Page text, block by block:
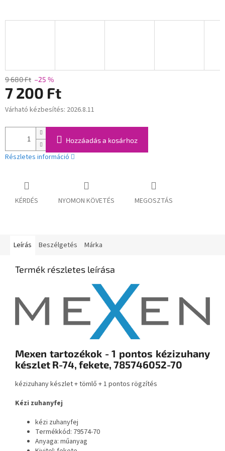
9 680 Ft –25 %
7 200 Ft
Egységár:
Várható kézbesítés: 2026.8.11
Hozzáadás a kosárhoz
Részletes információ
KÉRDÉS NYOMON KÖVETÉS MEGOSZTÁS
Leírás Beszélgetés Márka
Termék részletes leírása
Mexen tartozékok - 1 pontos kézizuhany
készlet R-74, fekete, 785746052-70
kézizuhany készlet + tömlő + 1 pontos rögzítés
Kézi zuhanyfej
kézi zuhanyfej
Termékkód: 79574-70
Anyaga: műanyag